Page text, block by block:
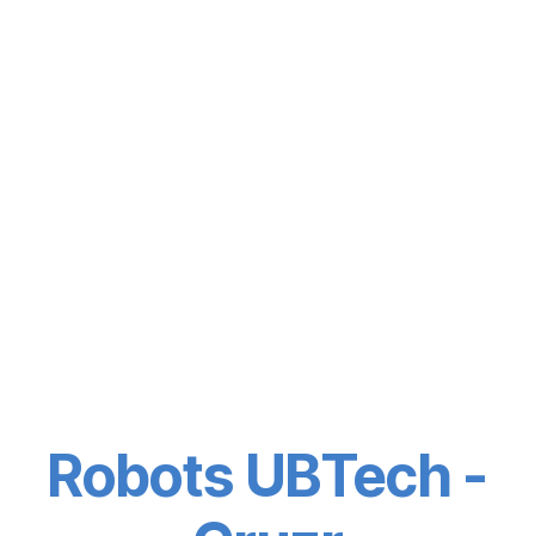
Robots UBTech -